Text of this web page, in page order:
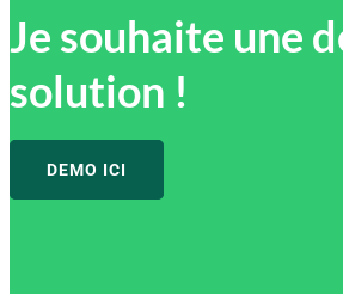
Je souhaite une
solution !
DEMO ICI